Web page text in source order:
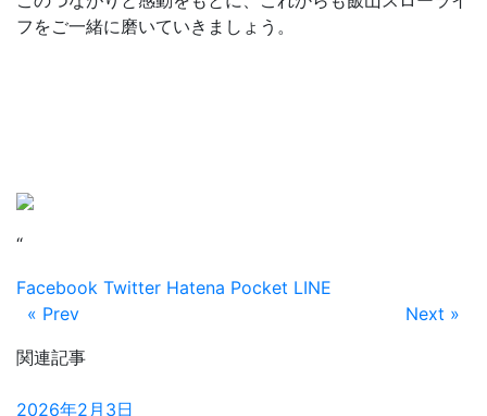
フをご一緒に磨いていきましょう。
“
Facebook Twitter Hatena Pocket LINE
« Prev
Next »
関連記事
2026年2月3日